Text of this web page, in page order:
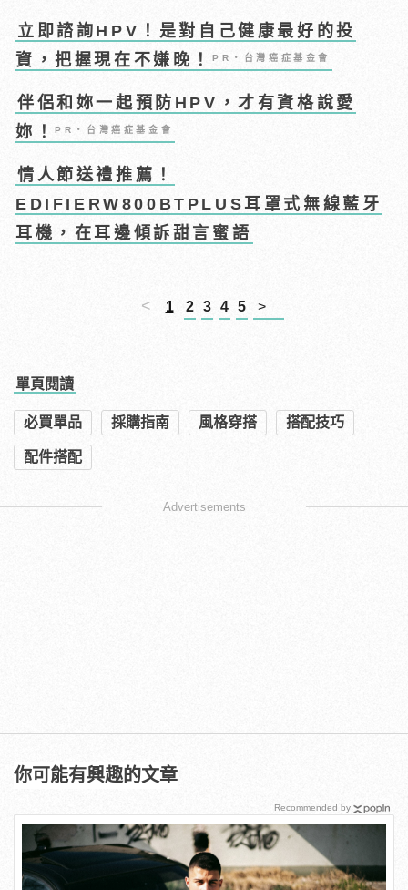
立即諮詢HPV！是對自己健康最好的投
資，把握現在不嫌晚！PR・台灣癌症基金會
伴侶和妳一起預防HPV，才有資格說愛
妳！PR・台灣癌症基金會
情人節送禮推薦！
EDIFIERW800BTPLUS耳罩式無線藍牙
耳機，在耳邊傾訴甜言蜜語
< 1 2 3 4 5 >
單頁閱讀
必買單品 採購指南 風格穿搭 搭配技巧
配件搭配
Advertisements
你可能有興趣的文章
Recommended by